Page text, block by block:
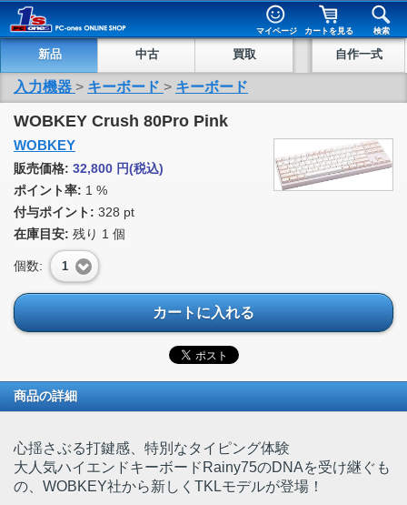
マイページ カートを見る 検索
新品 中古 買取 自作一式
入力機器 > キーボード > キーボード
WOBKEY Crush 80Pro Pink
WOBKEY
販売価格: 32,800 円(税込)
ポイント率: 1 %
付与ポイント: 328 pt
在庫目安: 残り 1 個
個数: 1
カートに入れる
商品の詳細
心揺さぶる打鍵感、特別なタイピング体験
大人気ハイエンドキーボードRainy75のDNAを受け継ぐも
の、WOBKEY社から新しくTKLモデルが登場！